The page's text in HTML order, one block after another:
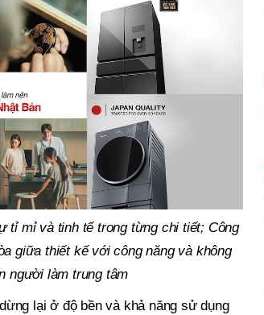
tỉ mỉ và tinh tế trong từng chi tiết; Công
giữa thiết kế với công năng và không
người làm trung tâm
lại ở độ bền và khả năng sử dụng